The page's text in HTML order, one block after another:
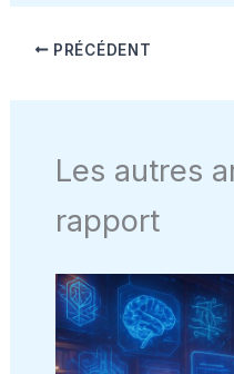
PRÉCÉDENT
Les autres
rapport